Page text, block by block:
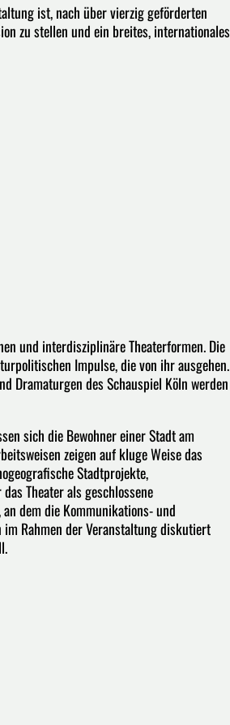
ist, nach über vierzig geförderten
zu stellen und ein breites, internationales
und interdisziplinäre Theaterformen. Die
Impulse, die von ihr ausgehen.
Dramaturgen des Schauspiel Köln werden
sich die Bewohner einer Stadt am
zeigen auf kluge Weise das
Stadtprojekte,
Theater als geschlossene
dem die Kommunikations- und
im Rahmen der Veranstaltung diskutiert